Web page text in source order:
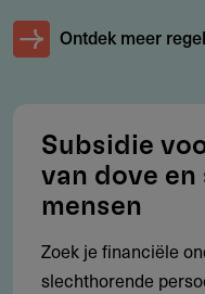
(Stroom 1)
Waar geldt deze
Nederland (landelijk
Ontdek meer
Subsidie
van dove
mensen
Zoek je financiële
slechthorende